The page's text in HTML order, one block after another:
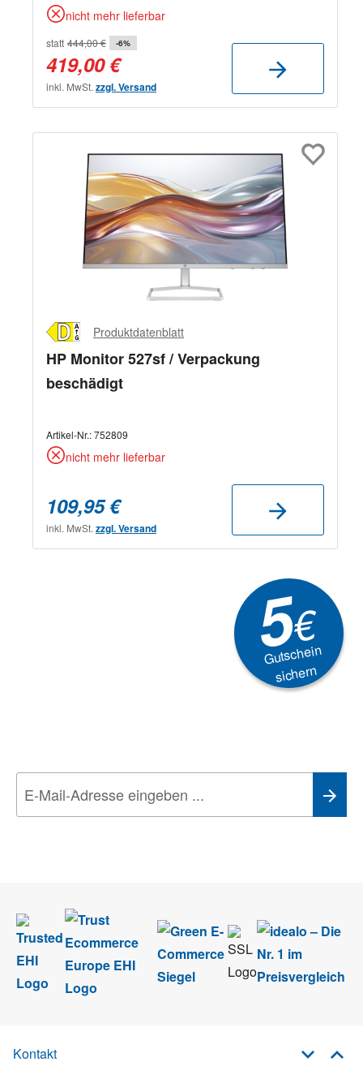
nicht mehr lieferbar
statt 444,00 € -6%
419,00 €
inkl. MwSt. zzgl. Versand
Produktdatenblatt
HP Monitor 527sf / Verpackung
beschädigt
Artikel-Nr.:752809
nicht mehr lieferbar
109,95 €
inkl. MwSt. zzgl. Versand
5€
Gutschein
sichern
Kontakt